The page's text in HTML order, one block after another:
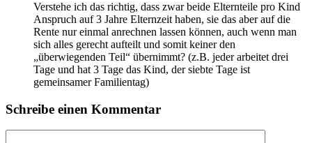
Verstehe ich das richtig, dass zwar beide Elternteile pro Kind
Anspruch auf 3 Jahre Elternzeit haben, sie das aber auf die
Rente nur einmal anrechnen lassen können, auch wenn man
sich alles gerecht aufteilt und somit keiner den
„überwiegenden Teil“ übernimmt? (z.B. jeder arbeitet drei
Tage und hat 3 Tage das Kind, der siebte Tage ist
gemeinsamer Familientag)
Schreibe einen Kommentar